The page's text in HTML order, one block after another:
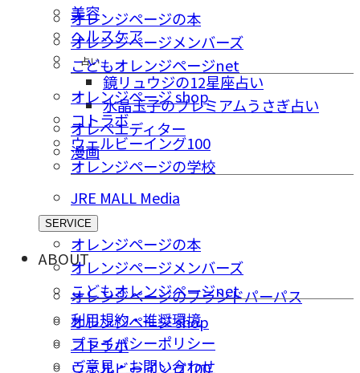
美容
ヘルスケア
占い
鏡リュウジの12星座占い
水晶玉子のプレミアムうさぎ占い
オレペエディター
漫画
オレンジページの本
オレンジページメンバーズ
こどもオレンジページnet
オレンジページ shop
コトラボ
ウェルビーイング100
オレンジページの学校
JRE MALL Media
SERVICE
オレンジページの本
オレンジページメンバーズ
こどもオレンジページnet
オレンジページ shop
コトラボ
ウェルビーイング100
ABOUT
オレンジページのブランドパーパス
利用規約・推奨環境
プライバシーポリシー
ご意⾒・お問い合わせ